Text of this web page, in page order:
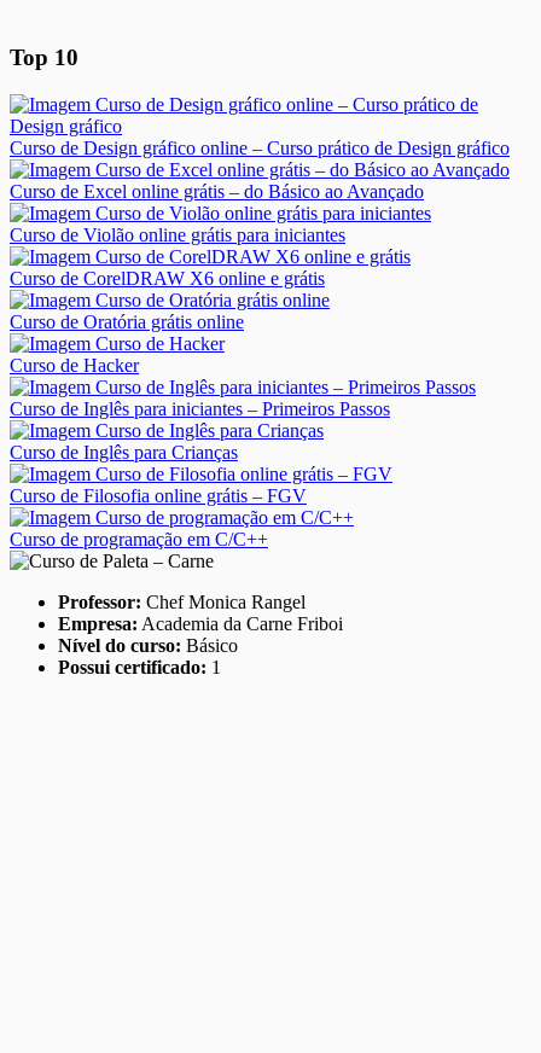
Top 10
Curso de Design gráfico online – Curso prático de Design gráfico
Curso de Excel online grátis – do Básico ao Avançado
Curso de Violão online grátis para iniciantes
Curso de CorelDRAW X6 online e grátis
Curso de Oratória grátis online
Curso de Hacker
Curso de Inglês para iniciantes – Primeiros Passos
Curso de Inglês para Crianças
Curso de Filosofia online grátis – FGV
Curso de programação em C/C++
Professor: Chef Monica Rangel
Empresa: Academia da Carne Friboi
Nível do curso: Básico
Possui certificado: 1